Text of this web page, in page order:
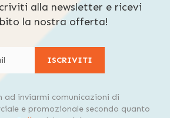
alla newsletter e ricevi
la nostra offerta!
ISCRIVITI
ad inviarmi comunicazioni di
e promozionale secondo quanto